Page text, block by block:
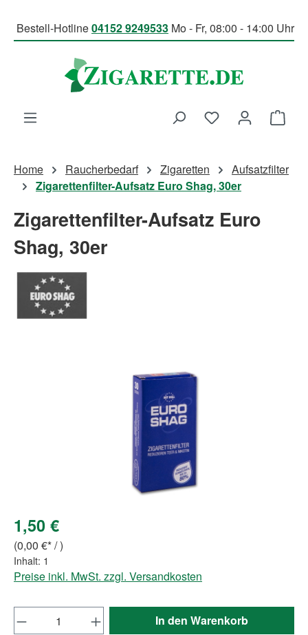
Bestell-Hotline04152 9249533 Mo - Fr, 08:00 - 14:00 Uhr
Du hast 0
Home Raucherbedarf Zigaretten
Aufsatzfilter
Zigarettenfilter-Aufsatz Euro Shag, 30er
Zigarettenfilter-Aufsatz Euro
Shag, 30er
1,50 €
(0,00 €* / )
Inhalt: 1
Preise inkl. MwSt. zzgl. Versandkosten
Produkt Anzahl: Gib den gewünschten
In den Warenkorb